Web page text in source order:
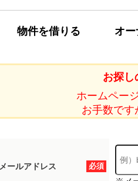
物件を借りる オ
お探し
ホームペー
お手数です
必須
メールアドレス